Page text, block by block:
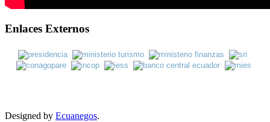
Enlaces Externos
Designed by Ecuanegos.